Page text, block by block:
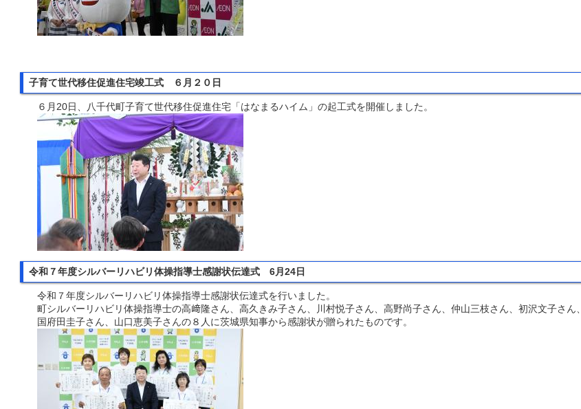
子育て世代移住促進住宅竣工式 ６月２０日
６月20日、八千代町子育て世代移住促進住宅「はなまるハイム」の起工式を開催しました。
令和７年度シルバーリハビリ体操指導士感謝状伝達式 6月24日
令和７年度シルバーリハビリ体操指導士感謝状伝達式を行いました。
町シルバーリハビリ体操指導士の高﨑隆さん、高久きみ子さん、川村悦子さん、高野尚子さん、仲山三枝さん、初沢文子さん、
国府田圭子さん、山口恵美子さんの８人に茨城県知事から感謝状が贈られたものです。